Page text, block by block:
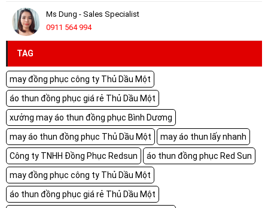
Ms Dung - Sales Specialist
0911 564 994
TAG
may đồng phục công ty Thủ Dầu Một
áo thun đồng phục giá rẻ Thủ Dầu Một
xưởng may áo thun đồng phục Bình Dương
may áo thun đồng phục Thủ Dầu Một
may áo thun lấy nhanh
Công ty TNHH Đồng Phục Redsun
áo thun đồng phục Red Sun
may đồng phục công ty Thủ Dầu Một
áo thun đồng phục giá rẻ Thủ Dầu Một